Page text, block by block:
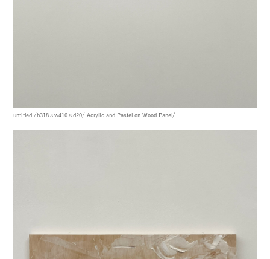
untitled /h318×w410×d20/Acrylic and Pastel on Wood Panel/